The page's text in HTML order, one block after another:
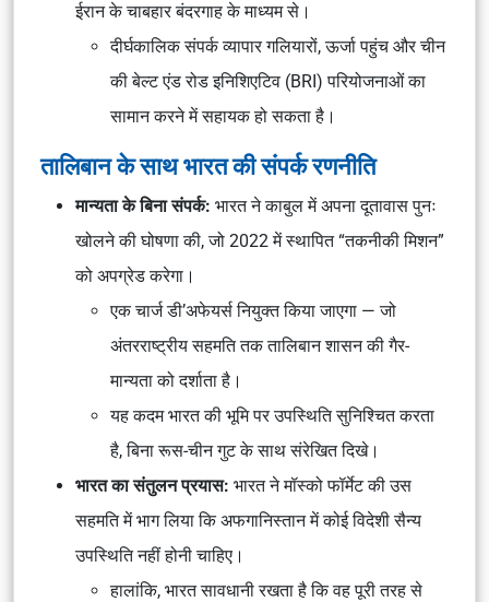
ईरान के चाबहार बंदरगाह के माध्यम से।
दीर्घकालिक संपर्क व्यापार गलियारों, ऊर्जा पहुंच और चीन
की बेल्ट एंड रोड इनिशिएटिव (BRI) परियोजनाओं का
सामान करने में सहायक हो सकता है।
तालिबान के साथ भारत की संपर्क रणनीति
मान्यता के बिना संपर्क: भारत ने काबुल में अपना दूतावास पुनः
खोलने की घोषणा की, जो 2022 में स्थापित “तकनीकी मिशन”
को अपग्रेड करेगा।
एक चार्ज डी’अफेयर्स नियुक्त किया जाएगा — जो
अंतरराष्ट्रीय सहमति तक तालिबान शासन की गैर-
मान्यता को दर्शाता है।
यह कदम भारत की भूमि पर उपस्थिति सुनिश्चित करता
है, बिना रूस-चीन गुट के साथ संरेखित दिखे।
भारत का संतुलन प्रयास: भारत ने मॉस्को फॉर्मेट की उस
सहमति में भाग लिया कि अफगानिस्तान में कोई विदेशी सैन्य
उपस्थिति नहीं होनी चाहिए।
हालांकि, भारत सावधानी रखता है कि वह पूरी तरह से